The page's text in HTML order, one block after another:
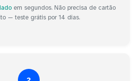
em segundos. Não precisa de cartão
— teste grátis por 14 dias.